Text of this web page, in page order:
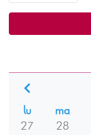
lu
ma
27
28